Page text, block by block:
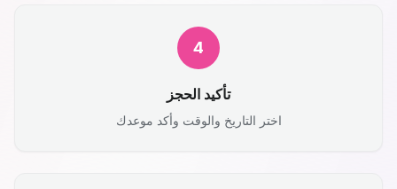
4
تأكيد الحجز
اختر التاريخ والوقت وأكد موعدك